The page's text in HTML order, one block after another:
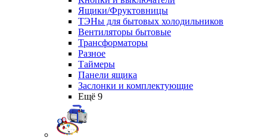
Ящики/Фруктовницы
ТЭНы для бытовых холодильников
Вентиляторы бытовые
Трансформаторы
Разное
Таймеры
Панели ящика
Заслонки и комплектующие
Ещё 9